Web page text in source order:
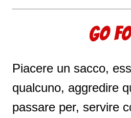
GO
Piacere un sacco,
qualcuno, aggredire
passare per, servire